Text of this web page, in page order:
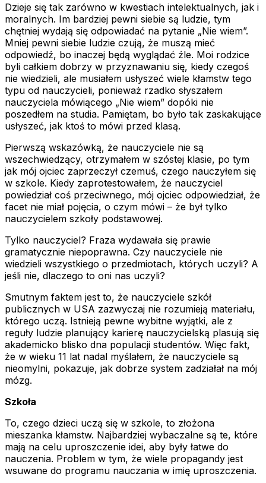
Dzieje się tak zarówno w kwestiach intelektualnych, jak i
moralnych. Im bardziej pewni siebie są ludzie, tym
chętniej wydają się odpowiadać na pytanie „Nie wiem”.
Mniej pewni siebie ludzie czują, że muszą mieć
odpowiedź, bo inaczej będą wyglądać źle. Moi rodzice
byli całkiem dobrzy w przyznawaniu się, kiedy czegoś
nie wiedzieli, ale musiałem usłyszeć wiele kłamstw tego
typu od nauczycieli, ponieważ rzadko słyszałem
nauczyciela mówiącego „Nie wiem” dopóki nie
poszedłem na studia. Pamiętam, bo było tak zaskakujące
usłyszeć, jak ktoś to mówi przed klasą.
Pierwszą wskazówką, że nauczyciele nie są
wszechwiedzący, otrzymałem w szóstej klasie, po tym
jak mój ojciec zaprzeczył czemuś, czego nauczyłem się
w szkole. Kiedy zaprotestowałem, że nauczyciel
powiedział coś przeciwnego, mój ojciec odpowiedział, że
facet nie miał pojęcia, o czym mówi – że był tylko
nauczycielem szkoły podstawowej.
Tylko nauczyciel? Fraza wydawała się prawie
gramatycznie niepoprawna. Czy nauczyciele nie
wiedzieli wszystkiego o przedmiotach, których uczyli? A
jeśli nie, dlaczego to oni nas uczyli?
Smutnym faktem jest to, że nauczyciele szkół
publicznych w USA zazwyczaj nie rozumieją materiału,
którego uczą. Istnieją pewne wybitne wyjątki, ale z
reguły ludzie planujący karierę nauczycielską plasują się
akademicko blisko dna populacji studentów. Więc fakt,
że w wieku 11 lat nadal myślałem, że nauczyciele są
nieomylni, pokazuje, jak dobrze system zadziałał na mój
mózg.
Szkoła
To, czego dzieci uczą się w szkole, to złożona
mieszanka kłamstw. Najbardziej wybaczalne są te, które
mają na celu uproszczenie idei, aby były łatwe do
nauczenia. Problem w tym, że wiele propagandy jest
wsuwane do programu nauczania w imię uproszczenia.